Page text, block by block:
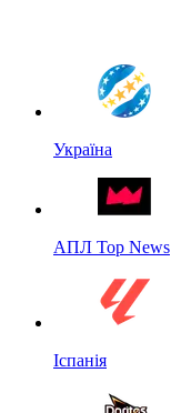
Україна
АПЛ Top News
Іспанія